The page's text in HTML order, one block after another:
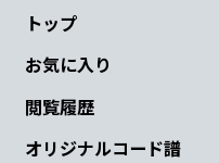
トップ
お気に入り
閲覧履歴
オリジナルコード譜